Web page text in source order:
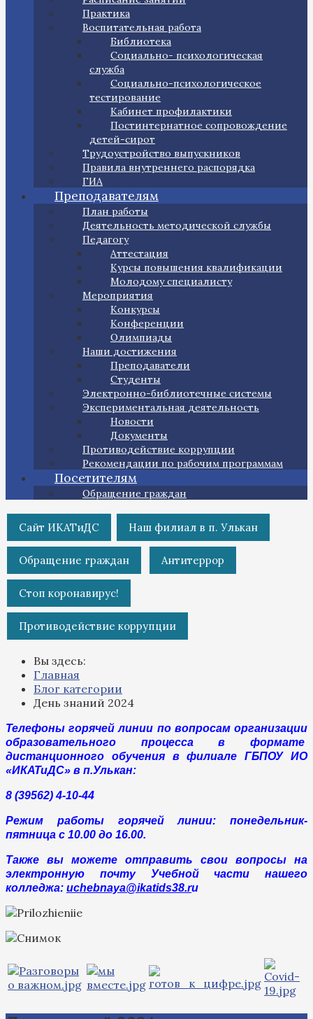
Практика
Воспитательная работа
Библиотека
Социально- психологическая
служба
Социально-психологическое
тестирование
Кабинет профилактики
Постинтернатное сопровождение
детей-сирот
Трудоустройство выпускников
Правила внутреннего распорядка
ГИА
Преподавателям
План работы
Деятельность методической службы
Педагогу
Аттестация
Курсы повышения квалификации
Молодому специалисту
Мероприятия
Конкурсы
Конференции
Олимпиады
Наши достижения
Преподаватели
Студенты
Электронно-библиотечные системы
Экспериментальная деятельность
Новости
Документы
Противодействие коррупции
Рекомендации по рабочим программам
Посетителям
Обращение граждан
Сайт ИКАТиДС Наш филиал в п. Улькан
Обращение граждан Антитеррор
Стоп коронавирус!
Противодействие коррупции
Вы здесь:
Главная
Блог категории
День знаний 2024
Телефоны горячей линии по вопросам организации
образовательного процесса в формате
дистанционного обучения в филиале ГБПОУ ИО
«ИКАТиДС» в п.Улькан:
8 (39562) 4-10-44
Режим работы горячей линии: понедельник-
пятница с 10.00 до 16.00.
Также вы можете отправить свои вопросы на
электронную почту Учебной части нашего
колледжа: uchebnaya@ikatids38.ru